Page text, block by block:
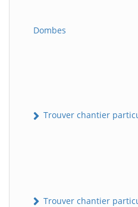
Dombes
Trouver chantier
Trouver chantier